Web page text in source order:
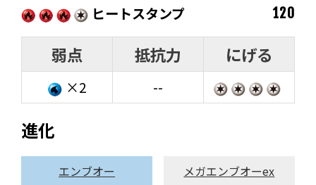
ヒートスタンプ 120
弱点 抵抗力 にげる
×2 --
進化
エンブオー メガエンブオーex